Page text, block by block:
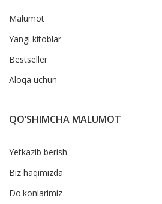
Malumot
Yangi kitoblar
Bestseller
Aloqa uchun
QO‘SHIMCHA MALUMOT
Yetkazib berish
Biz haqimizda
Do'konlarimiz